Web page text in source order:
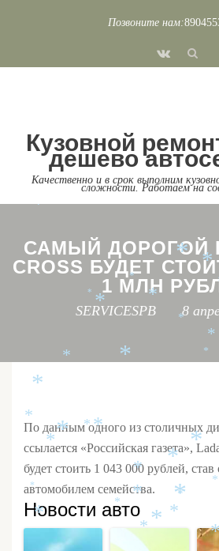
Позвоните нам:
fa-
Кузовной
дешево
Качественно и в срок выполним
сложности. Работаем на
САМЫЙ ДОРОГОЙ
CROSS БУДЕТ
1 МЛН
SERVICESPB 8
По данным одного из столичных
ссылается «Российская газета»,
будет стоить 1 043 000 рублей,
автомобилем семейства.
Новости авто *
*
*
*
*
*
*
*
*
*
*
*
*
*
*
*
* *
*
*
*
*
*
*
*
*
*
*
*
*
*
*